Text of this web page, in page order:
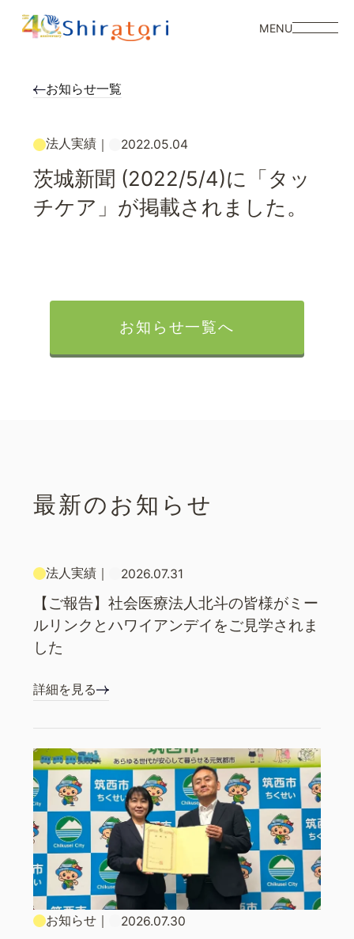
MENU
お知らせ一覧
法人実績｜ 2022.05.04
茨城新聞 (2022/5/4)に「タッ
チケア」が掲載されました。
お知らせ一覧へ
最新のお知らせ
法人実績｜ 2026.07.31
【ご報告】社会医療法人北斗の皆様がミー
ルリンクとハワイアンデイをご見学されま
した
詳細を見る
お知らせ｜ 2026.07.30